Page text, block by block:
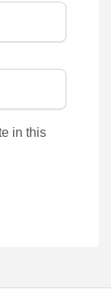
in this